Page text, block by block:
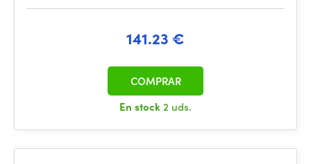
141.23 €
En stock2 uds.
COMPRAR